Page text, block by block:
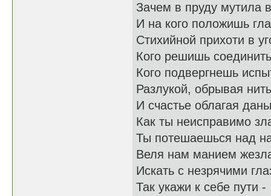
Зачем в пруду мутила
И на кого положишь
Стихийной прихоти в
Кого решишь
Кого подвергнешь
Разлукой, обрывая нить
И счастье облагая
Как ты неисправимо
Ты потешаешься над
Веля нам манием
Искать с незрячими
Так укажи к себе пути -